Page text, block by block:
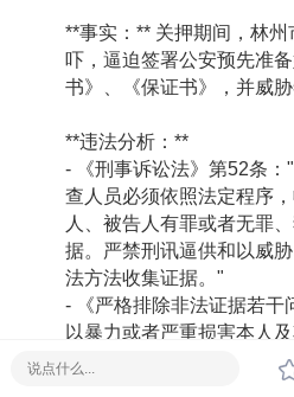
**事实：** 关押期间，林
吓，逼迫签署公安预先准
书》、《保证书》，并威
**违法分析：**
- 《刑事诉讼法》第52条
查人员必须依照法定程序
人、被告人有罪或者无罪
据。严禁刑讯逼供和以威
法方法收集证据。"
- 《严格排除非法证据若干
以暴力或者严重损害本人
威胁的方法，使犯罪嫌疑
痛苦而违背意愿作出的供